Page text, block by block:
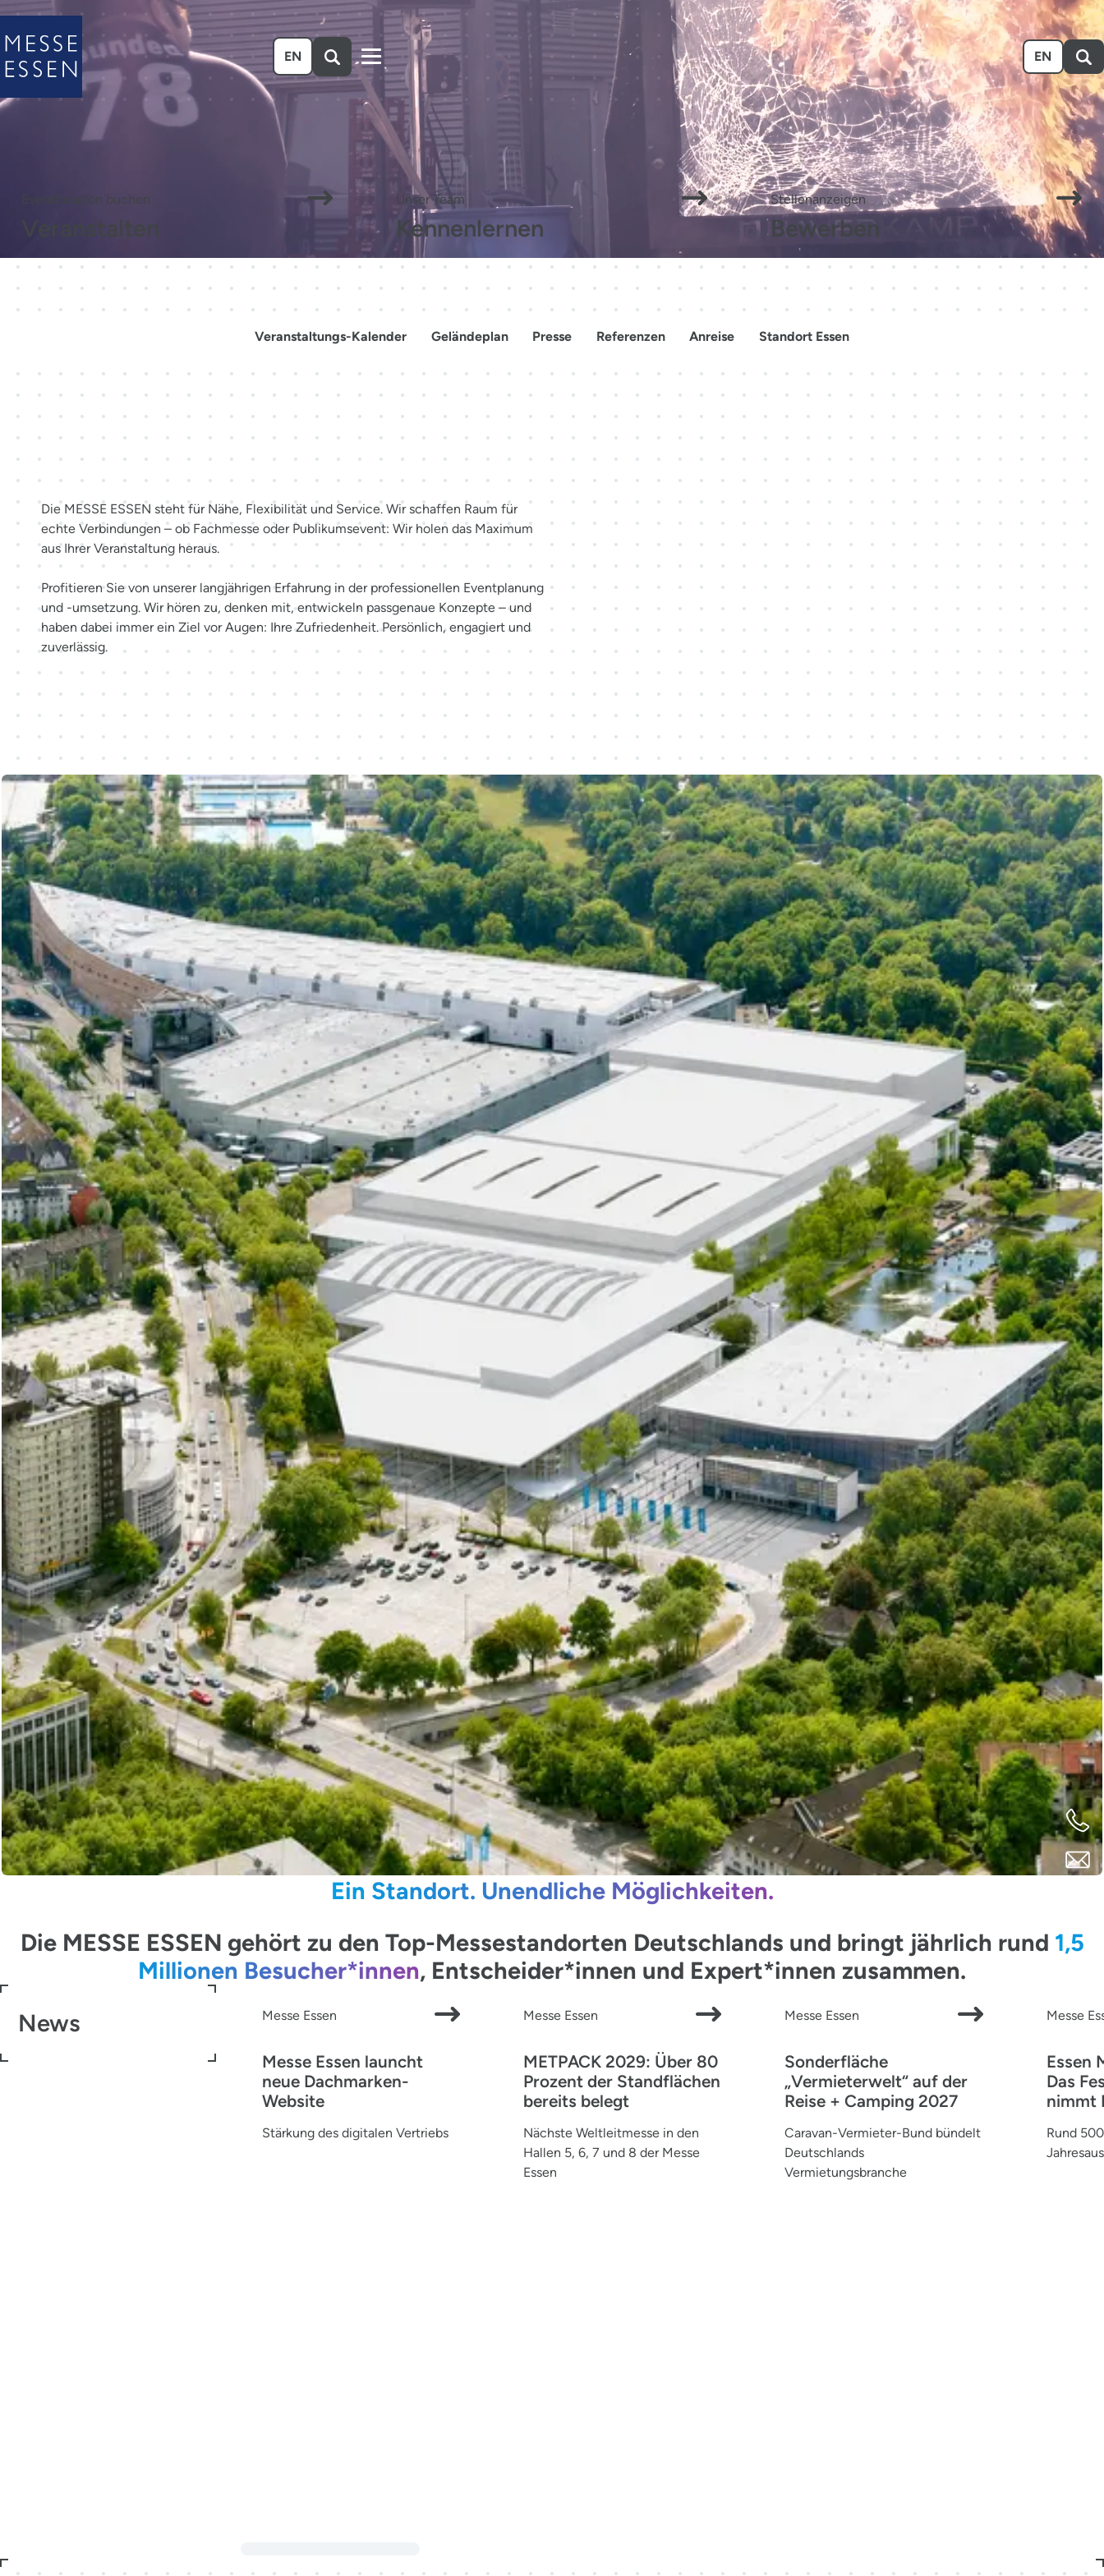
Zum Hauptinhalt springen
EN Veranstalten BesuchenAusstellenÜber unsKarriereEvent-Kalender EN
Menschen
verbinden.
Zukunft
gestalten.
Eventlocation buchen
Veranstalten
Unser Team
Kennenlernen
Stellenanzeigen
Bewerben
Veranstaltungs-Kalender Geländeplan Presse Referenzen Anreise Standort Essen
Mehr als Räume. Erlebnisse schaffen.
Die MESSE ESSEN steht für Nähe, Flexibilität und Service. Wir schaffen Raum für
echte Verbindungen – ob Fachmesse oder Publikumsevent: Wir holen das Maximum
aus Ihrer Veranstaltung heraus.
Profitieren Sie von unserer langjährigen Erfahrung in der professionellen Eventplanung
und -umsetzung. Wir hören zu, denken mit, entwickeln passgenaue Konzepte – und
haben dabei immer ein Ziel vor Augen: Ihre Zufriedenheit. Persönlich, engagiert und
zuverlässig.
Ein Standort. Unendliche Möglichkeiten.
Die MESSE ESSEN gehört zu den Top-Messestandorten Deutschlands und bringt jährlich rund 1,5
Millionen Besucher*innen, Entscheider*innen und Expert*innen zusammen.
News
Messe Essen
Messe Essen launcht
neue Dachmarken-
Website
Stärkung des digitalen Vertriebs
Messe Essen
METPACK 2029: Über 80
Prozent der Standflächen
bereits belegt
Nächste Weltleitmesse in den
Hallen 5, 6, 7 und 8 der Messe
Essen
Messe Essen
Sonderfläche
„Vermieterwelt“ auf der
Reise + Camping 2027
Caravan-Vermieter-Bund bündelt
Deutschlands
Vermietungsbranche
Messe
Essen
Das
nimmt
Rund